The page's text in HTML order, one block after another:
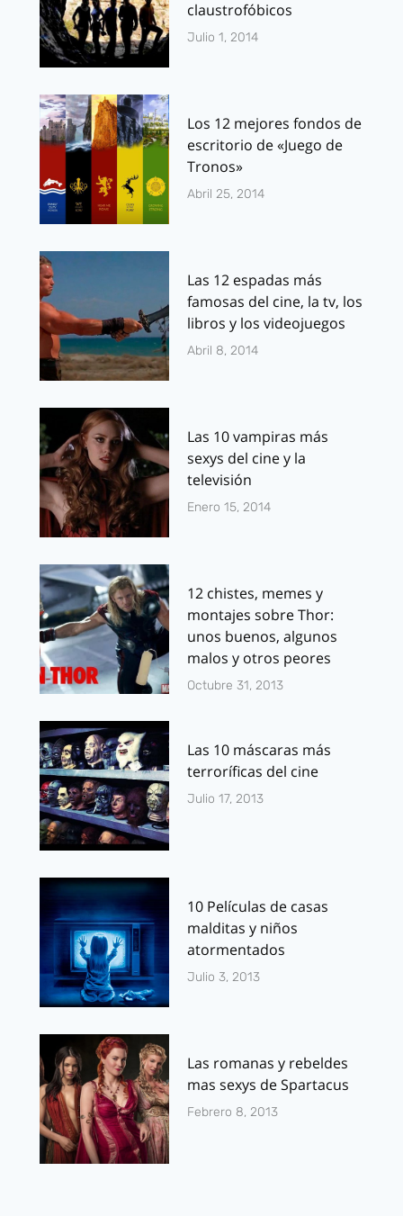
claustrofóbicos
Julio 1, 2014
Los 12 mejores fondos de
escritorio de «Juego de
Tronos»
Abril 25, 2014
Las 12 espadas más
famosas del cine, la tv, los
libros y los videojuegos
Abril 8, 2014
Las 10 vampiras más
sexys del cine y la
televisión
Enero 15, 2014
12 chistes, memes y
montajes sobre Thor:
unos buenos, algunos
malos y otros peores
Octubre 31, 2013
Las 10 máscaras más
terroríficas del cine
Julio 17, 2013
10 Películas de casas
malditas y niños
atormentados
Julio 3, 2013
Las romanas y rebeldes
mas sexys de Spartacus
Febrero 8, 2013